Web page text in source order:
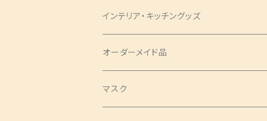
ピアス
ショートサイズ
ミドルサイズ
トップス
アロハシャツ
チュニック
ワンピース
タックワンピース
ベスト
レギュラーネクタイ
アロハシャツ
パンツ
コインケース
ポーチ
ラウンドポーチ
印鑑ケース
ピアス
シュシュ
ツイリー
インテリア・キッチングッズ
ランチョンマット
Mサイズ
テーブルセンター
オーダーメイド品
マスク